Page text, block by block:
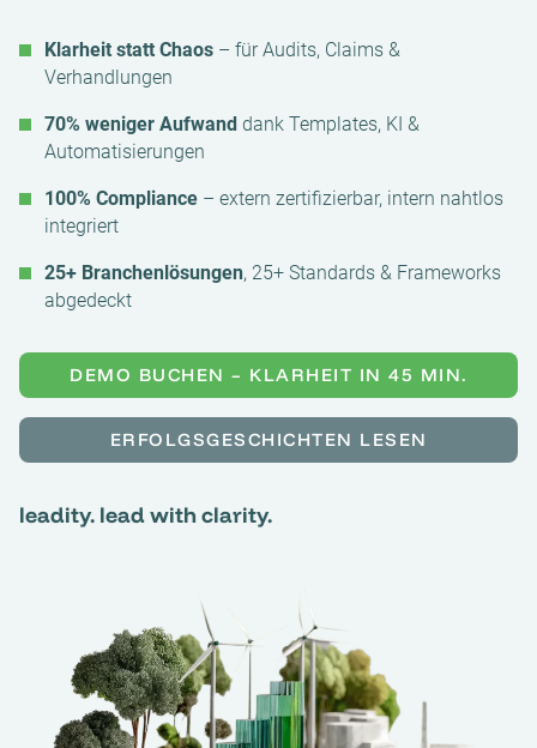
Klarheit statt Chaos – für Audits, Claims &
Verhandlungen
70% weniger Aufwand dank Templates, KI &
Automatisierungen
100% Compliance – extern zertifizierbar, intern nahtlos
integriert
25+ Branchenlösungen, 25+ Standards & Frameworks
abgedeckt
DEMO BUCHEN – KLARHEIT IN 45 MIN.
ERFOLGSGESCHICHTEN LESEN
leadity. lead with clarity.